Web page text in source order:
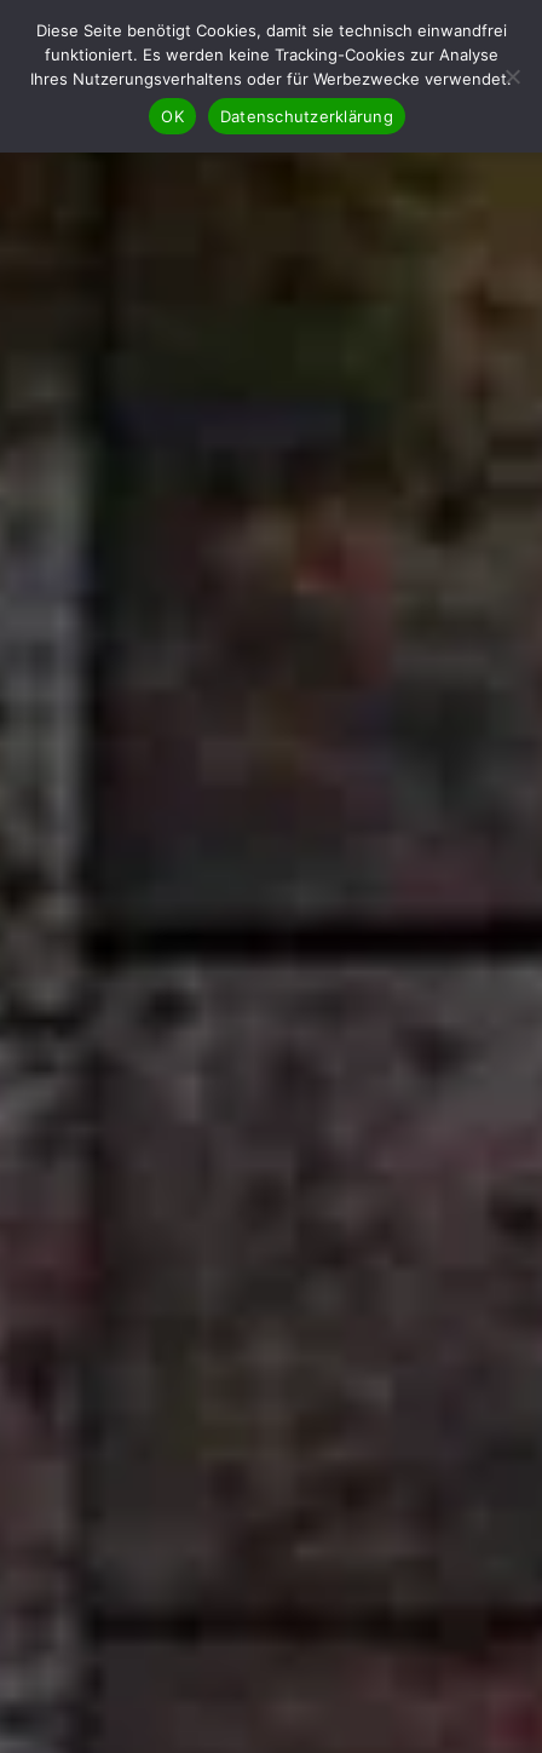
Diese Seite benötigt Cookies, damit sie technisch einwandfrei
funktioniert. Es werden keine Tracking-Cookies zur Analyse
Ihres Nutzerungsverhaltens oder für Werbezwecke verwendet.
OK
Datenschutzerklärung